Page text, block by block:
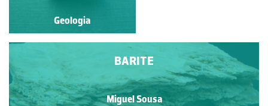
Geologia
BARITE
Miguel Sousa
Geologia